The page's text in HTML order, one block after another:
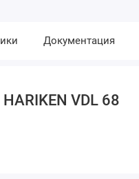
Документация
VDL 68